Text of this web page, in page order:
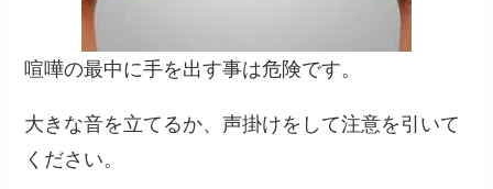
喧嘩の最中に手を出す事は危険です。
大きな音を立てるか、声掛けをして注意を引いて
ください。